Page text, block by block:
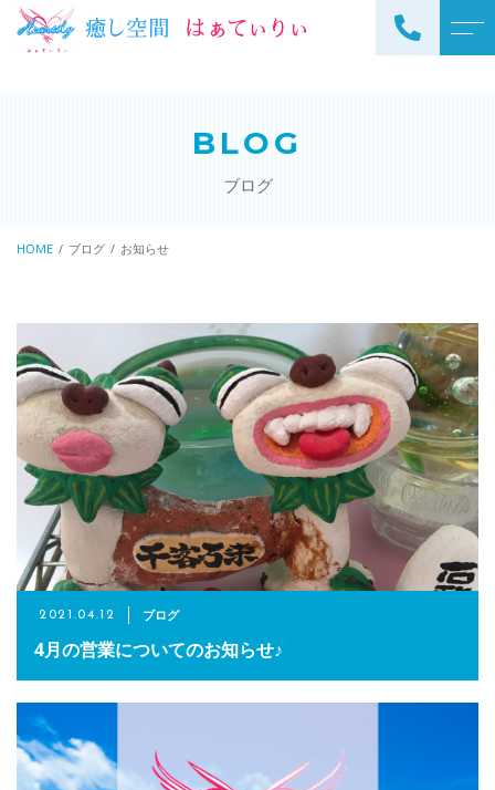
当サロンについて
サロンメニュー
よくある質問
お知らせ
ご予約・お問い合わせ
098-973-7837
予約サイトからの予約
RESERVE
LINEからのご予約
BLOG
ブログ
HOME ブログ お知らせ
2021.04.12 ブログ
4月の営業についてのお知らせ♪